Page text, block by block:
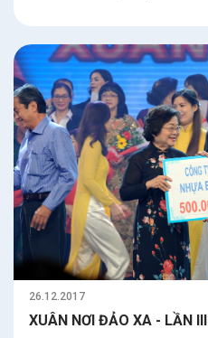
26.12.2017
XUÂN NƠI ĐẢO XA - LẦN III